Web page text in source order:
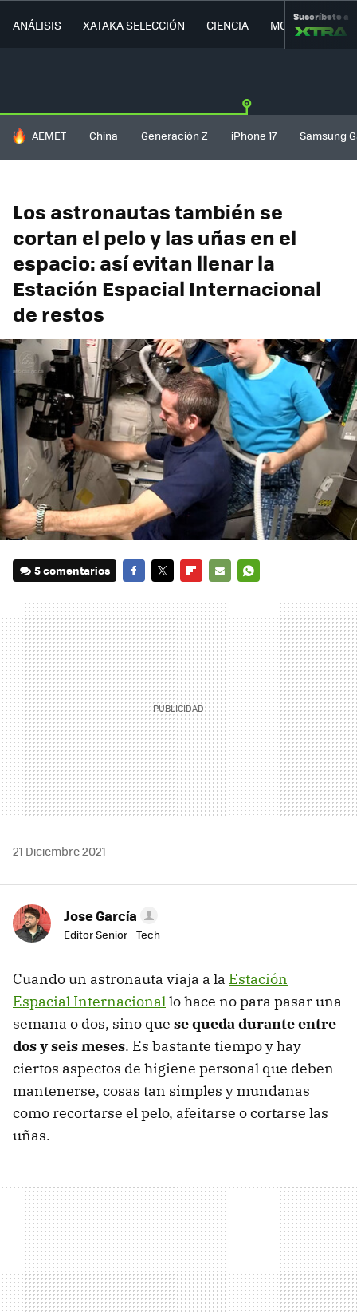
ANÁLISIS XATAKA SELECCIÓN CIENCIA MOVILIDAD
Suscríbete a
HOY SE HABLA DE
AEMET China Generación Z iPhone 17 Samsung
Los astronautas también se
cortan el pelo y las uñas en el
espacio: así evitan llenar la
Estación Espacial Internacional
de restos
5 comentarios
MAIL
21 Diciembre 2021
Jose García
Editor Senior - Tech
Cuando un astronauta viaja a la Estación
Espacial Internacionallo hace no para pasar una
semana o dos, sino que se queda durante entre
dos y seis meses. Es bastante tiempo y hay
ciertos aspectos de higiene personal que deben
mantenerse, cosas tan simples y mundanas
como recortarse el pelo, afeitarse o cortarse las
uñas.